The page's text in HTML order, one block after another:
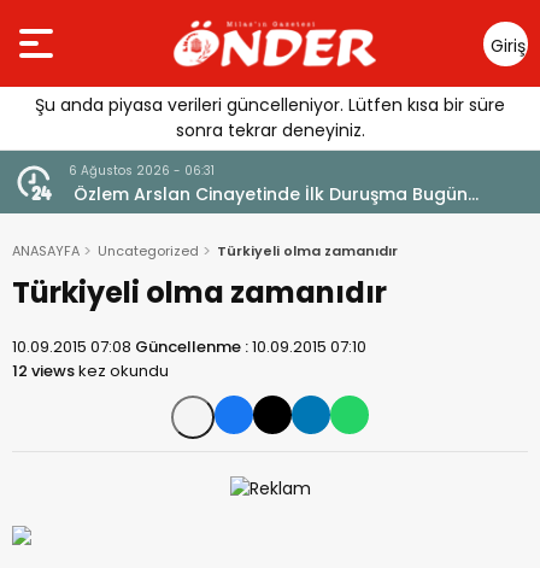
Giriş
Yap
Şu anda piyasa verileri güncelleniyor. Lütfen kısa bir süre
sonra tekrar deneyiniz.
İlk Duruşma Bugün
AK Parti Milas İlçe
Olsun Ziyareti
ANASAYFA Uncategorized Türkiyeli olma zamanıdır
Türkiyeli olma zamanıdır
10.09.2015 07:08 Güncellenme :10.09.2015 07:10
12 viewskez okundu